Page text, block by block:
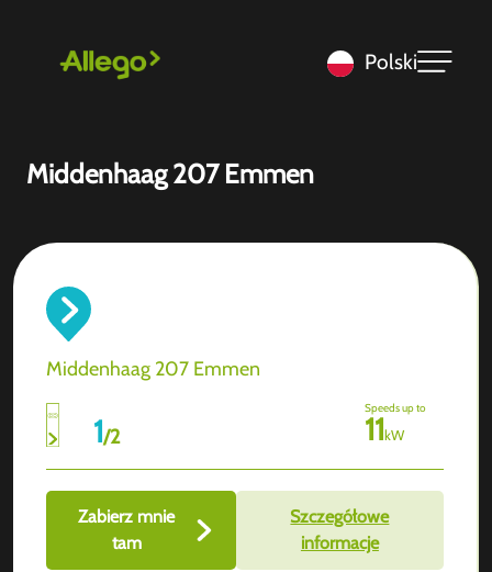
Polski
Middenhaag 207 Emmen
Middenhaag 207 Emmen
1/2
Speeds up to
11kW
Zabierz mnie
tam
Szczegółowe
informacje